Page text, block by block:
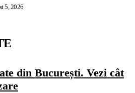
5, 2026
din București. Vezi cât